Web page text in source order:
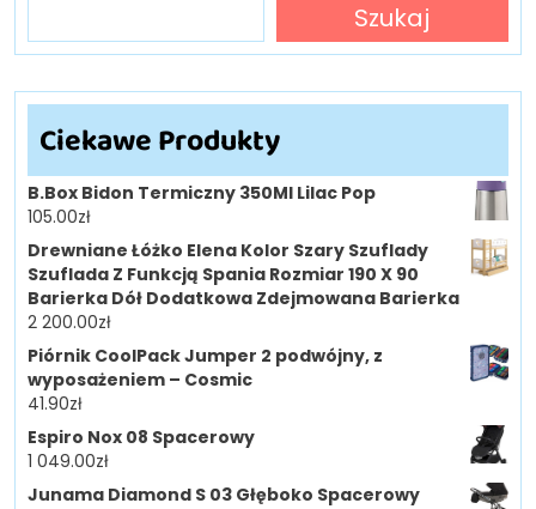
Szukaj
Ciekawe Produkty
B.Box Bidon Termiczny 350Ml Lilac Pop
105.00zł
Drewniane Łóżko Elena Kolor Szary Szuflady
Szuflada Z Funkcją Spania Rozmiar 190 X 90
Barierka Dół Dodatkowa Zdejmowana Barierka
2 200.00zł
Piórnik CoolPack Jumper 2 podwójny, z
wyposażeniem – Cosmic
41.90zł
Espiro Nox 08 Spacerowy
1 049.00zł
Junama Diamond S 03 Głęboko Spacerowy